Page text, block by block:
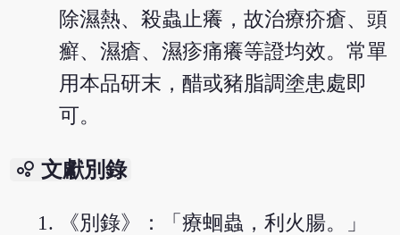
除濕熱、殺蟲止癢，故治療疥瘡、頭
癬、濕瘡、濕疹痛癢等證均效。常單
用本品研末，醋或豬脂調塗患處即
可。
bubble_chart 文獻別錄
《別錄》：「療蛔蟲，利火腸。」